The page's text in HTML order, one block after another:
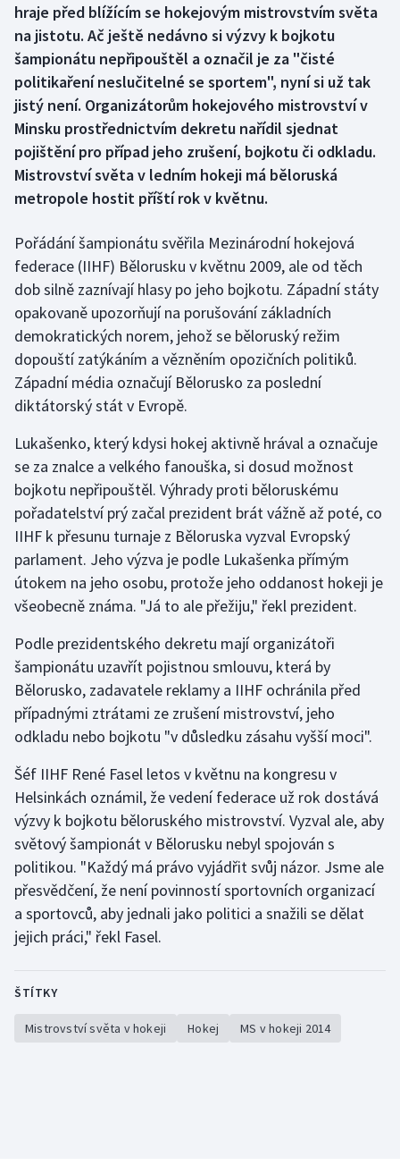
Box
Curling
Dostihy
Florbal
Futsal
Gymnastika
Házená
Jezdectví
Judo
Krasobruslení
Lezení
Lyže a snowboard
Moderní pětiboj
Motorsport
Olympijské hry
Parasport
Plavání
Plážový volejbal
Ragby
Rychlobruslení
Rychlostní kanoistika
Sportovní střelba
hraje před blížícím se hokejovým mistrovstvím světa
na jistotu. Ač ještě nedávno si výzvy k bojkotu
šampionátu nepřipouštěl a označil je za "čisté
politikaření neslučitelné se sportem", nyní si už tak
jistý není. Organizátorům hokejového mistrovství v
Minsku prostřednictvím dekretu nařídil sjednat
pojištění pro případ jeho zrušení, bojkotu či odkladu.
Mistrovství světa v ledním hokeji má běloruská
metropole hostit příští rok v květnu.
Pořádání šampionátu svěřila Mezinárodní hokejová
federace (IIHF) Bělorusku v květnu 2009, ale od těch
dob silně zaznívají hlasy po jeho bojkotu. Západní státy
opakovaně upozorňují na porušování základních
demokratických norem, jehož se běloruský režim
dopouští zatýkáním a vězněním opozičních politiků.
Západní média označují Bělorusko za poslední
diktátorský stát v Evropě.
Lukašenko, který kdysi hokej aktivně hrával a označuje
se za znalce a velkého fanouška, si dosud možnost
bojkotu nepřipouštěl. Výhrady proti běloruskému
pořadatelství prý začal prezident brát vážně až poté, co
IIHF k přesunu turnaje z Běloruska vyzval Evropský
parlament. Jeho výzva je podle Lukašenka přímým
útokem na jeho osobu, protože jeho oddanost hokeji je
všeobecně známa. "Já to ale přežiju," řekl prezident.
Podle prezidentského dekretu mají organizátoři
šampionátu uzavřít pojistnou smlouvu, která by
Bělorusko, zadavatele reklamy a IIHF ochránila před
případnými ztrátami ze zrušení mistrovství, jeho
odkladu nebo bojkotu "v důsledku zásahu vyšší moci".
Šéf IIHF René Fasel letos v květnu na kongresu v
Helsinkách oznámil, že vedení federace už rok dostává
výzvy k bojkotu běloruského mistrovství. Vyzval ale, aby
světový šampionát v Bělorusku nebyl spojován s
politikou. "Každý má právo vyjádřit svůj názor. Jsme ale
přesvědčení, že není povinností sportovních organizací
a sportovců, aby jednali jako politici a snažili se dělat
jejich práci," řekl Fasel.
ŠTÍTKY
Mistrovství světa v hokeji Hokej MS v hokeji 2014